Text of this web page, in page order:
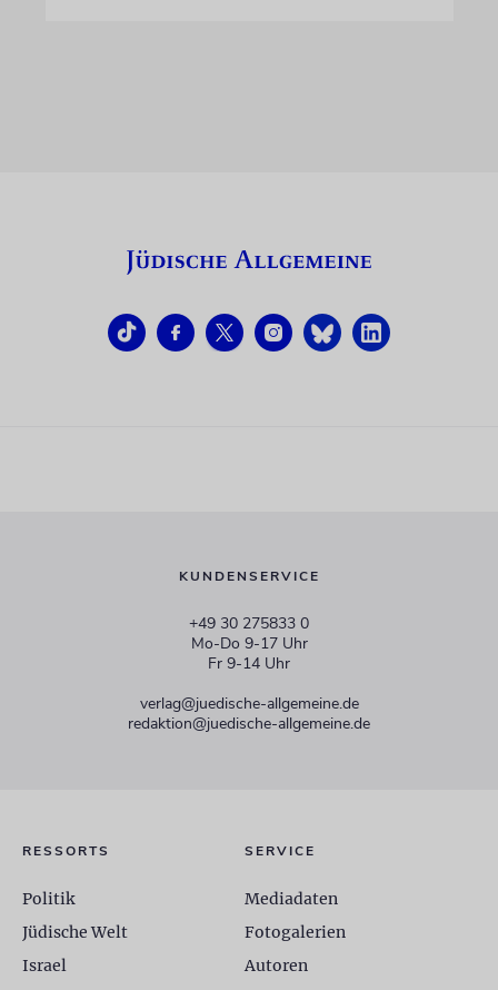
KUNDENSERVICE
+49 30 275833 0
Mo-Do 9-17 Uhr
Fr 9-14 Uhr
verlag@juedische-allgemeine.de
redaktion@juedische-allgemeine.de
RESSORTS
Politik
Jüdische Welt
Israel
SERVICE
Mediadaten
Fotogalerien
Autoren